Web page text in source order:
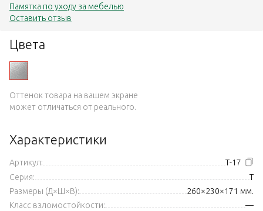
Цвета
Оттенок товара на вашем экране
может отличаться от реального.
Характеристики
Артикул:
Т-17
Серия:
T
Размеры (Д×Ш×В):
260×230×171 мм.
Класс взломостойкости:
—
Памятка по уходу за мебелью
Оставить отзыв